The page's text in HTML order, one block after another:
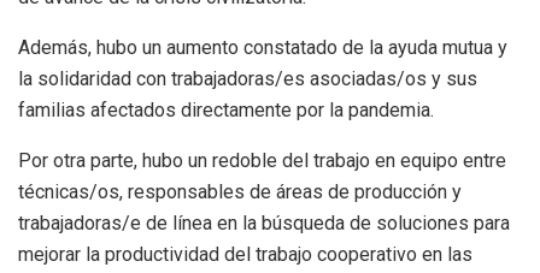
Además, hubo un aumento constatado de la ayuda mutua y
la solidaridad con trabajadoras/es asociadas/os y sus
familias afectados directamente por la pandemia.
Por otra parte, hubo un redoble del trabajo en equipo entre
técnicas/os, responsables de áreas de producción y
trabajadoras/e de línea en la búsqueda de soluciones para
mejorar la productividad del trabajo cooperativo en las